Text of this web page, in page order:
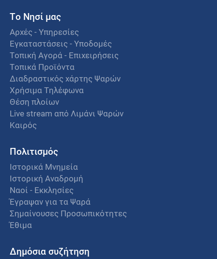
Το Νησί μας
Αρχές - Υπηρεσίες
Εγκαταστάσεις - Υποδομές
Τοπική Αγορά - Επιχειρήσεις
Τοπικά Προϊόντα
Διαδραστικός χάρτης Ψαρών
Χρήσιμα Τηλέφωνα
Θέση πλοίων
Live stream από Λιμάνι Ψαρών
Καιρός
Πολιτισμός
Ιστορικά Μνημεία
Ιστορική Αναδρομή
Ναοί - Εκκλησίες
Έγραψαν για τα Ψαρά
Σημαίνουσες Προσωπικότητες
Έθιμα
Δημόσια συζήτηση